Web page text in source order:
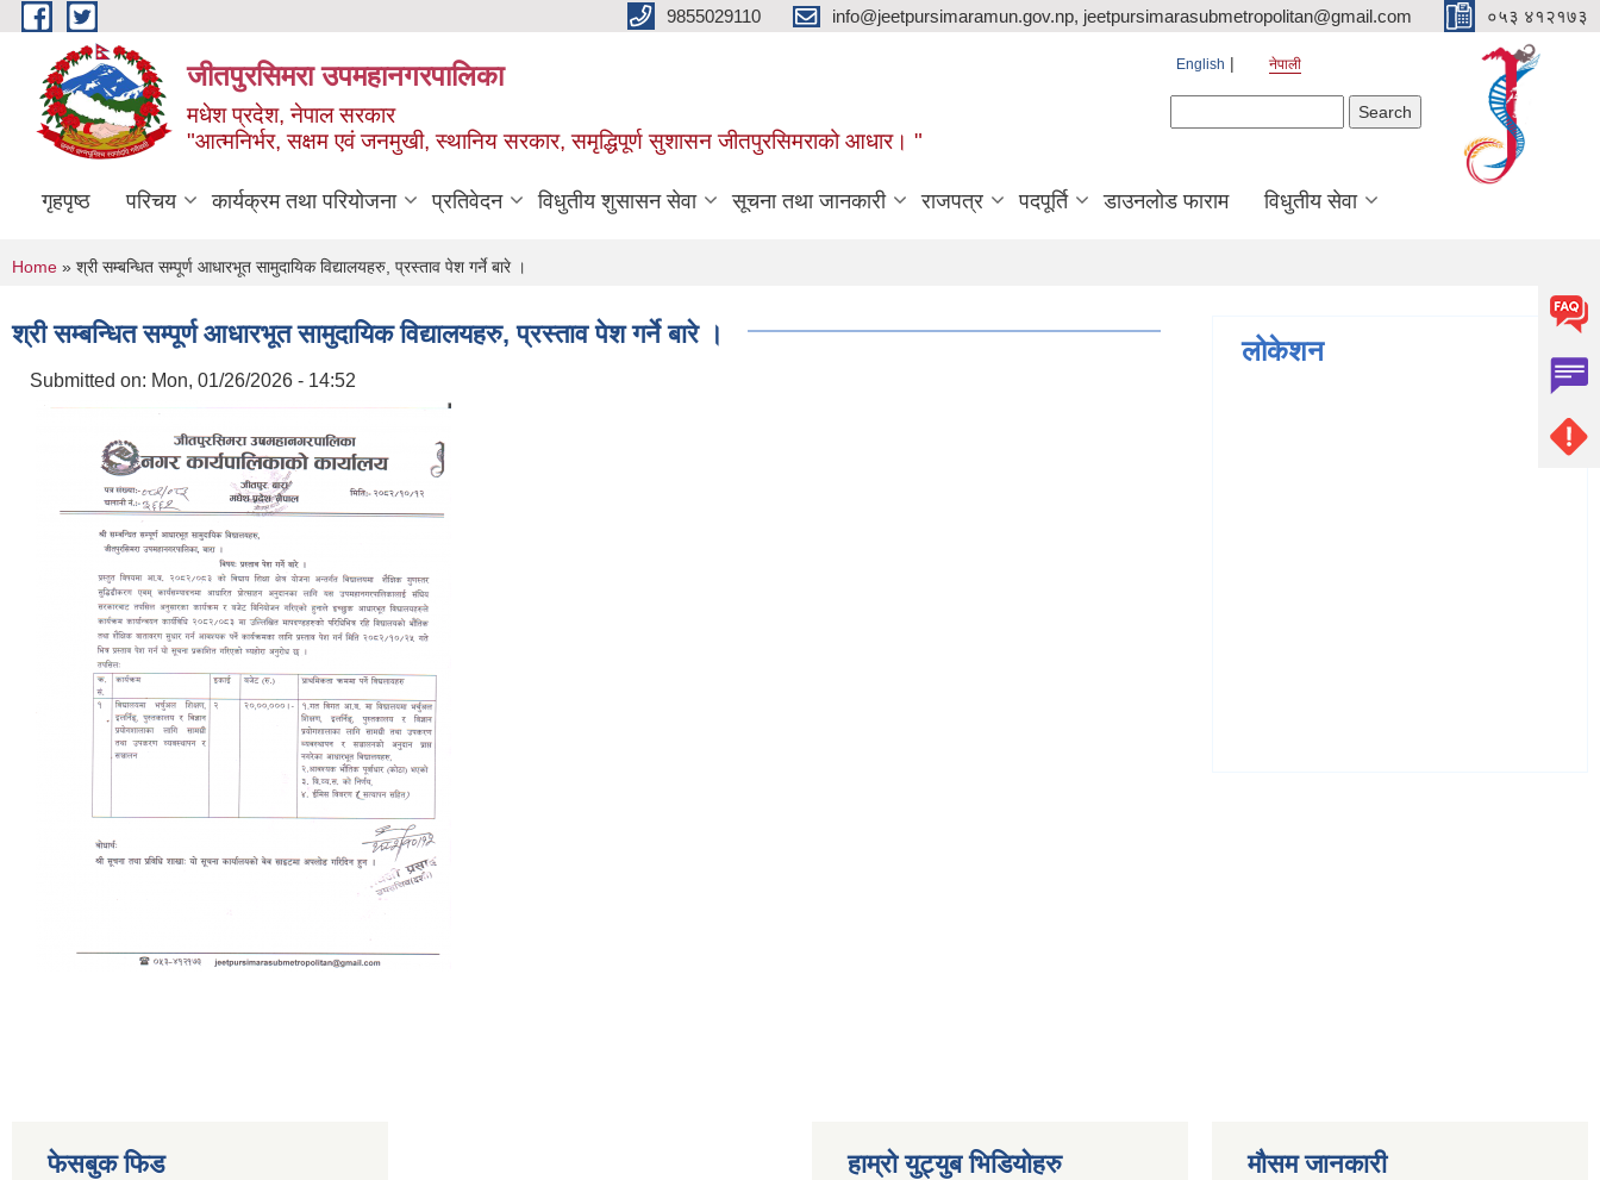
Skip to main content 9855029110 info@jeetpursimaramun.gov.np, jeetpursimarasubmetropolitan@gmail.com ०५३ ४१२१७३
जीतपुरसिमरा उपमहानगरपालिका
मधेश प्रदेश, नेपाल सरकार
"आत्मनिर्भर, सक्षम एवं जनमुखी, स्थानिय सरकार, समृद्धिपूर्ण सुशासन जीतपुरसिमराको आधार। "
English नेपाली
गृहपृष्ठ परिचय कार्यक्रम तथा परियोजना प्रतिवेदन विधुतीय शुसासन सेवा सूचना तथा जानकारी राजपत्र पदपूर्ति डाउनलोड फाराम विधुतीय सेवा
You are here
Home » श्री सम्बन्धित सम्पूर्ण आधारभूत सामुदायिक विद्यालयहरु, प्रस्ताव पेश गर्ने बारे ।
श्री सम्बन्धित सम्पूर्ण आधारभूत सामुदायिक विद्यालयहरु, प्रस्ताव पेश गर्ने बारे ।
Submitted on: Mon, 01/26/2026 - 14:52
लोकेशन
फेसबुक फिड हाम्रो युट्युब भिडियोहरु मौसम जानकारी